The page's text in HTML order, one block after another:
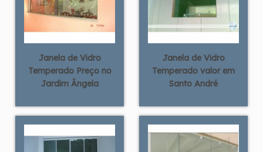
Janela de Vidro
Temperado Preço no
Jardim Ângela
Janela de Vidro
Temperado valor em
Santo André